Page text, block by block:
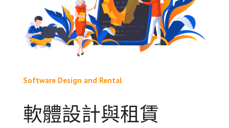
Software Design and Rental
軟體設計與租賃